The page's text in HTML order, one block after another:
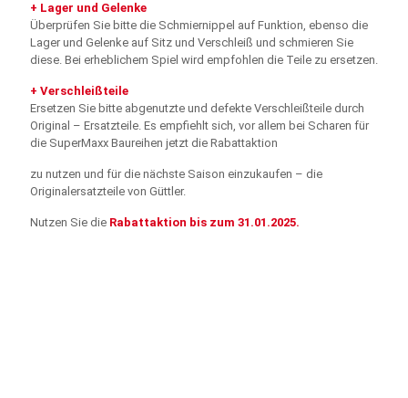
+ Lager und Gelenke
Überprüfen Sie bitte die Schmiernippel auf Funktion, ebenso die
Lager und Gelenke auf Sitz und Verschleiß und schmieren Sie
diese. Bei erheblichem Spiel wird empfohlen die Teile zu ersetzen.
+ Verschleißteile
Ersetzen Sie bitte abgenutzte und defekte Verschleißteile durch
Original – Ersatzteile. Es empfiehlt sich, vor allem bei Scharen für
die SuperMaxx Baureihen jetzt die Rabattaktion
zu nutzen und für die nächste Saison einzukaufen – die
Originalersatzteile von Güttler.
Nutzen Sie die Rabattaktion bis zum 31.01.2025.